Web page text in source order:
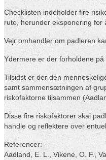
Checklisten indeholder fire
rute, herunder eksponering
Vejr omhandler om padleren
Ydermere er der forholdene
Tilsidst er der den
samt sammensætningen af
riskofaktorne tilsammen
Disse fire riskofaktorer skal
handle og reflektere over
Referencer:
Aadland, E. L., Vikene, O. F.,